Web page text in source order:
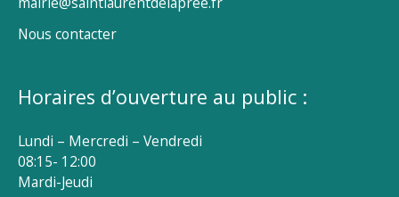
Nous contacter
Horaires d’ouverture au public :
Lundi – Mercredi – Vendredi
08:15- 12:00
Mardi-Jeudi